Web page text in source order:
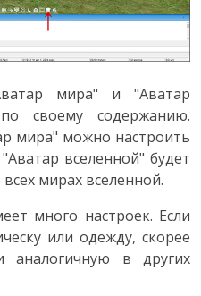
мира" и "Аватар
своему содержанию.
мира" можно настроить
вселенной" будет
мирах вселенной.
много настроек. Если
или одежду, скорее
аналогичную в других